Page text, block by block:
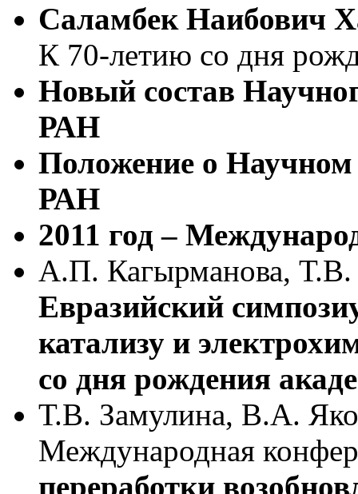
Саламбек Наибович
К 70-летию со дня
Новый состав
РАН
Положение о
РАН
2011 год –
А.П. Кагырманова, Т.В.
Евразийский
катализу и
со дня рождения
Т.В. Замулина, В.А.
Международная
переработки